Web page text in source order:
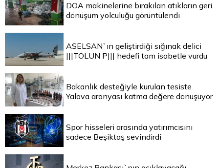
DOA makinelerine bırakılan atıkların geri
dönüşüm yolculuğu görüntülendi
ASELSAN`ın geliştirdiği sığınak delici
|||TOLUN P||| hedefi tam isabetle vurdu
Bakanlık desteğiyle kurulan tesiste
Yalova aronyası katma değere dönüşüyor
Spor hisseleri arasında yatırımcısını
sadece Beşiktaş sevindirdi